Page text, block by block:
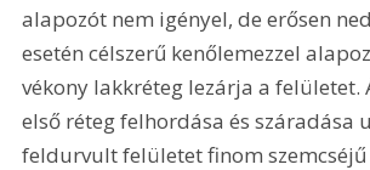
alapozót nem igényel, de erősen
esetén célszerű kenőlemezzel
vékony lakkréteg lezárja a felületet.
első réteg felhordása és száradása
feldurvult felületet finom szemcséjű